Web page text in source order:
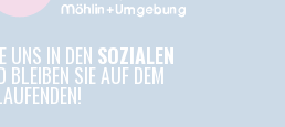
UNS IN DEN SOZIALEN
BLEIBEN SIE AUF DEM